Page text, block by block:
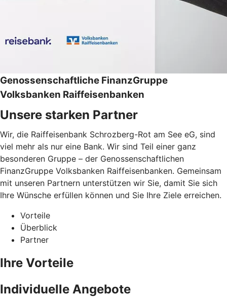
Genossenschaftliche FinanzGruppe
Volksbanken Raiffeisenbanken
Unsere starken Partner
Wir, die Raiffeisenbank Schrozberg-Rot am See eG, sind
viel mehr als nur eine Bank. Wir sind Teil einer ganz
besonderen Gruppe – der Genossenschaftlichen
FinanzGruppe Volksbanken Raiffeisenbanken. Gemeinsam
mit unseren Partnern unterstützen wir Sie, damit Sie sich
Ihre Wünsche erfüllen können und Sie Ihre Ziele erreichen.
Vorteile
Überblick
Partner
Ihre Vorteile
Individuelle Angebote